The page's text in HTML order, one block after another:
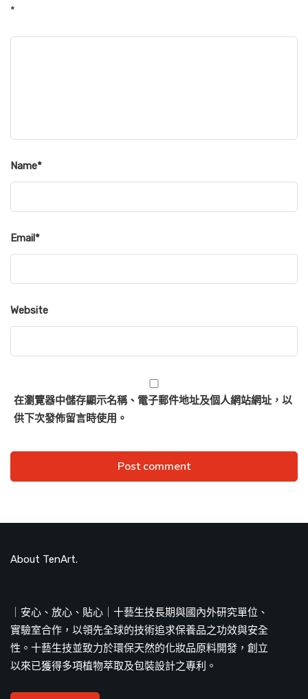
*
Name*
Email*
Website
在瀏覽器中儲存顯示名稱、電子郵件地址及個人網站網址，以
供下次發佈留言時使用。
About TenArt.
｜安心、放心、貼心｜十藝生技長期與國內外研究單位、
實驗室合作，以領先全球的技術追求保養品之功效與安全
性。十藝生技並致力於環保天然的化妝品原料開發，創立
以來已獲得多項植物萃取及包裝設計之專利。